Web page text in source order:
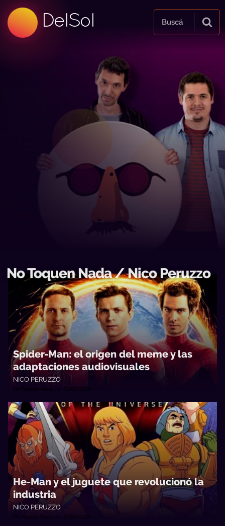
DelSol
99.5 FM
Buscá
No Toquen Nada / Nico Peruzzo
Spider-Man: el origen del meme y las
adaptaciones audiovisuales
NICO PERUZZO
No Toquen Nada • 31/07/2026
He-Man y el juguete que revolucionó la
industria
NICO PERUZZO
No Toquen Nada • 12/06/2026